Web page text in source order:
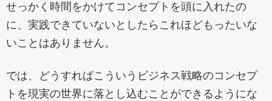
せっかく時間をかけてコンセプトを頭に入れたの
に、実践できていないとしたらこれほどもったいな
いことはありません。
では、どうすればこういうビジネス戦略のコンセプ
トを現実の世界に落とし込むことができるようにな